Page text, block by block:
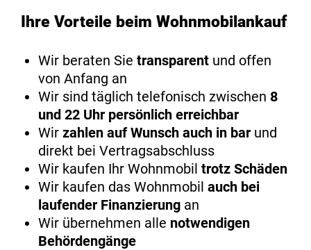
Ihre Vorteile beim Wohnmobilankauf
Wir beraten Sie transparent und offen
von Anfang an
Wir sind täglich telefonisch zwischen 8
und 22 Uhr persönlich erreichbar
Wir zahlen auf Wunsch auch in bar und
direkt bei Vertragsabschluss
Wir kaufen Ihr Wohnmobil trotz Schäden
Wir kaufen das Wohnmobil auch bei
laufender Finanzierung an
Wir übernehmen alle notwendigen
Behördengänge